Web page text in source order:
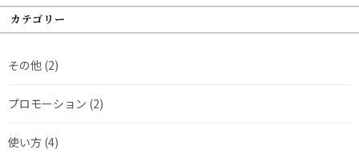
カテゴリー
その他 (2)
プロモーション (2)
使い方 (4)